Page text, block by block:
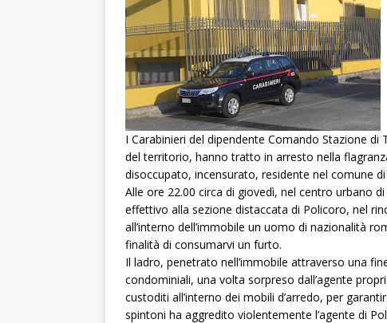
I Carabinieri del dipendente Comando Stazione
del territorio, hanno tratto in arresto nella
disoccupato, incensurato, residente nel comune di
Alle ore 22.00 circa di giovedì, nel centro urbano
effettivo alla sezione distaccata di Policoro, nel
all’interno dell’immobile un uomo di nazionalità
finalità di consumarvi un furto.
Il ladro, penetrato nell’immobile attraverso una
condominiali, una volta sorpreso dall’agente
custoditi all’interno dei mobili d’arredo, per
spintoni ha aggredito violentemente l’agente di